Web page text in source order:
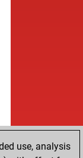
use, analysis